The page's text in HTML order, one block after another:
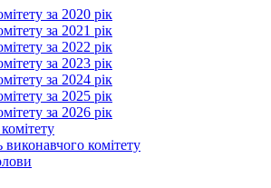
за 2020 рік
за 2021 рік
за 2022 рік
за 2023 рік
за 2024 рік
за 2025 рік
за 2026 рік
комітету